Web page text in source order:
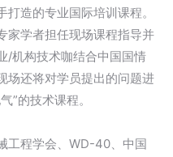
造的专业国际培训课程。
家学者担任现场课程指导并
/机构技术咖结合中国国情
场还将对学员提出的问题进
”的技术课程。
工程学会、WD-40、中国